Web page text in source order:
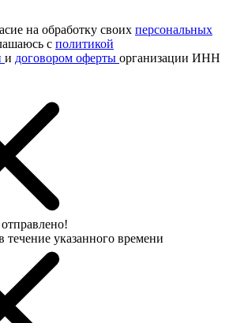
на обработку своих персональных
с политикой
и договором оферты организации ИНН
указанного времени